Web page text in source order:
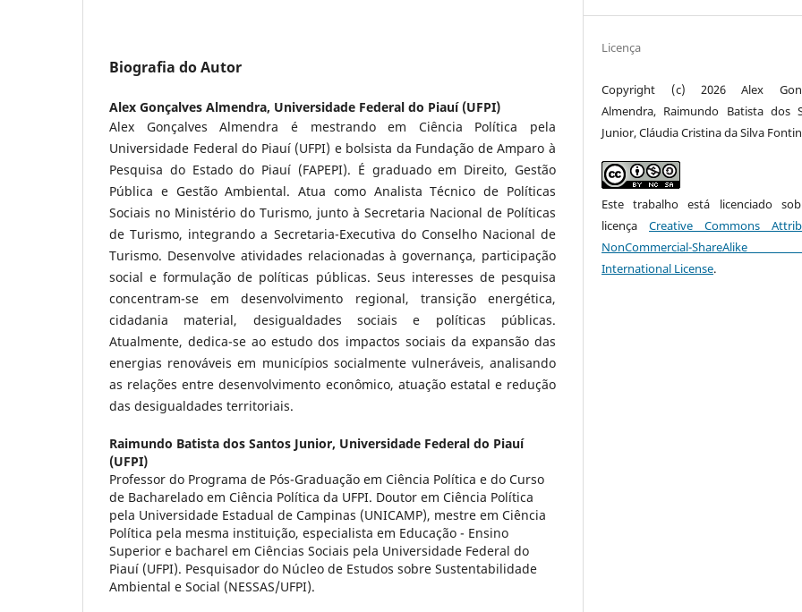
Biografia do Autor
Alex Gonçalves Almendra, Universidade Federal do Piauí (UFPI)
Alex Gonçalves Almendra é mestrando em Ciência Política pela
Universidade Federal do Piauí (UFPI) e bolsista da Fundação de Amparo à
Pesquisa do Estado do Piauí (FAPEPI). É graduado em Direito, Gestão
Pública e Gestão Ambiental. Atua como Analista Técnico de Políticas
Sociais no Ministério do Turismo, junto à Secretaria Nacional de Políticas
de Turismo, integrando a Secretaria-Executiva do Conselho Nacional de
Turismo. Desenvolve atividades relacionadas à governança, participação
social e formulação de políticas públicas. Seus interesses de pesquisa
concentram-se em desenvolvimento regional, transição energética,
cidadania material, desigualdades sociais e políticas públicas.
Atualmente, dedica-se ao estudo dos impactos sociais da expansão das
energias renováveis em municípios socialmente vulneráveis, analisando
as relações entre desenvolvimento econômico, atuação estatal e redução
das desigualdades territoriais.
Raimundo Batista dos Santos Junior, Universidade Federal do Piauí
(UFPI)
Professor do Programa de Pós-Graduação em Ciência Política e do Curso
de Bacharelado em Ciência Política da UFPI. Doutor em Ciência Política
pela Universidade Estadual de Campinas (UNICAMP), mestre em Ciência
Política pela mesma instituição, especialista em Educação - Ensino
Superior e bacharel em Ciências Sociais pela Universidade Federal do
Piauí (UFPI). Pesquisador do Núcleo de Estudos sobre Sustentabilidade
Ambiental e Social (NESSAS/UFPI).
Licença
Copyright (c) 2026 Alex
Almendra, Raimundo Batista dos
Junior, Cláudia Cristina da Silva
Este trabalho está licenciado
licençaCreative Commons
NonCommercial-
International License.